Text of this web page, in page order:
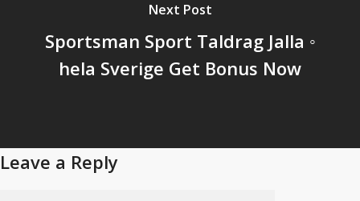
Next Post
Sportsman Sport Taldrag Jalla ◦
hela Sverige Get Bonus Now
Leave a Reply